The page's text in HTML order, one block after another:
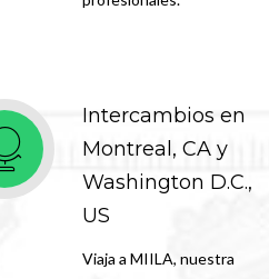
Intercambios en
Montreal, CA y
Washington D.C.,
US
Viaja a MIILA, nuestra